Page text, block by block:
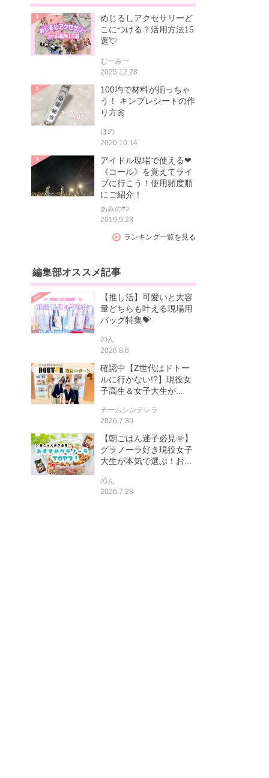
めじるしアクセサリーど
こにつける？活用方法15
選💘
むーみー
2025.12.28
100均で材料が揃っちゃ
う！ キンブレシートの作
り方🌼
ほの
2020.10.14
アイドル現場で使える❤
《コール》を覚えてライ
ブに行こう！使用頻度順
にご紹介！
あみのｻﾝ
2019.9.28
ランキング一覧を見る
編集部オススメ記事
【推し活】可愛いと大容
量どちらも叶える現場用
バッグ特集💝
のん
2026.8.6
確認中【Z世代はドトー
ルに行かない!?】現役女
子高生＆女子大生が...
チームシンデレラ
2026.7.30
【朝ごはん迷子必見🌞】
グラノーラ好き現役女子
大生が本気で選ぶ！お...
のん
2026.7.23